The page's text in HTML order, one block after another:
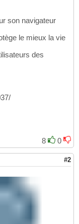
son navigateur
le mieux la vie
des
8
0
#2